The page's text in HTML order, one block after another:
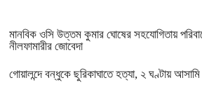
মানবিক ওসি উত্তম কুমার ঘোষের সহযোগিতায়
নীলফামারীর জোবেদা
গোয়ালন্দে বন্ধুকে ছুরিকাঘাতে হত্যা, ২ ঘণ্টায়